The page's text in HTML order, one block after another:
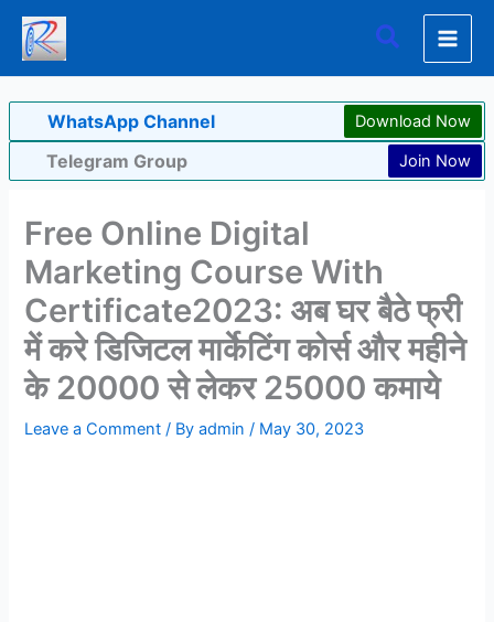
Skip
content
Search
WhatsApp Channel Download Now
Telegram Group Join Now
Free Online Digital
Marketing Course With
Certificate2023: अब घर बैठे फ्री
में करे डिजिटल मार्केटिंग कोर्स और महीने
के 20000 से लेकर 25000 कमाये
Leave a Comment / Byadmin/ May 30, 2023